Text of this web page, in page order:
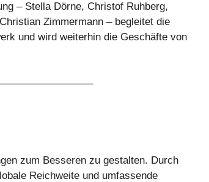
– Stella Dörne, Christof Ruhberg,
Zimmermann – begleitet die
und wird weiterhin die Geschäfte von
zum Besseren zu gestalten. Durch
Reichweite und umfassende